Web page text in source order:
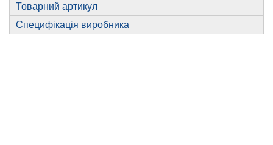
Товарний артикул
Специфікація виробника